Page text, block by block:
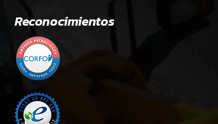
Reconocimientos